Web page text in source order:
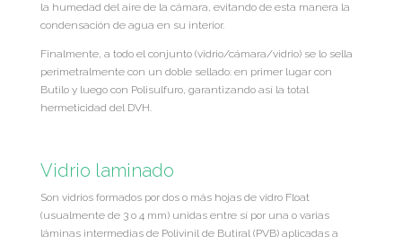
la humedad del aire de la cámara, evitando de esta manera la
condensación de agua en su interior.
Finalmente, a todo el conjunto (vidrio/cámara/vidrio) se lo sella
perimetralmente con un doble sellado: en primer lugar con
Butilo y luego con Polisulfuro, garantizando así la total
hermeticidad del DVH.
Vidrio laminado
Son vidrios formados por dos o más hojas de vidro Float
(usualmente de 3 o 4 mm) unidas entre sí por una o varias
láminas intermedias de Polivinil de Butiral (PVB) aplicadas a